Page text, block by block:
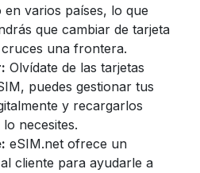
varios países, lo que
que cambiar de tarjeta
una frontera.
Olvídate de las tarjetas
puedes gestionar tus
y recargarlos
necesites.
eSIM.net ofrece un
cliente para ayudarle a